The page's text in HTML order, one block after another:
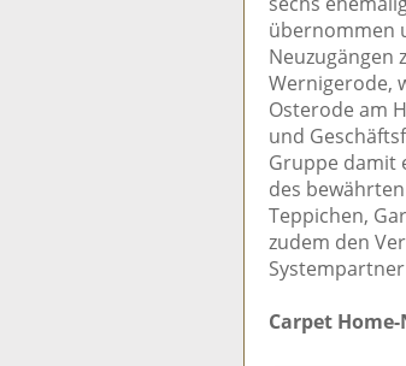
übernommen
Neuzugängen
Wernigerode,
Osterode am
und
Gruppe damit
des
Teppichen,
zudem den
Carpet